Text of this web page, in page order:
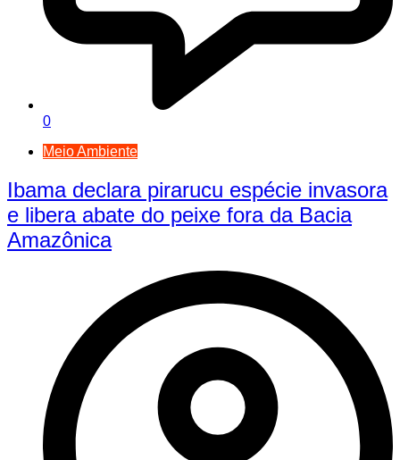
0
Meio Ambiente
Ibama declara pirarucu espécie invasora
e libera abate do peixe fora da Bacia
Amazônica